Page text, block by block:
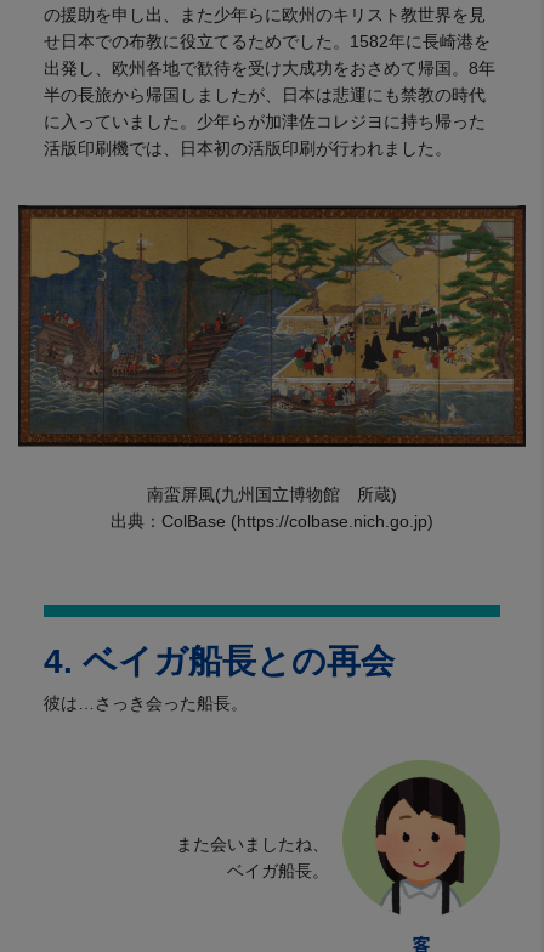
の援助を申し出、また少年らに欧州のキリスト教世界を見
せ日本での布教に役立てるためでした。1582年に長崎港を
出発し、欧州各地で歓待を受け大成功をおさめて帰国。8年
半の長旅から帰国しましたが、日本は悲運にも禁教の時代
に入っていました。少年らが加津佐コレジヨに持ち帰った
活版印刷機では、日本初の活版印刷が行われました。
南蛮屏風(九州国立博物館 所蔵)
出典：ColBase (https://colbase.nich.go.jp)
4. ベイガ船長との再会
彼は…さっき会った船長。
また会いましたね、
ベイガ船長。